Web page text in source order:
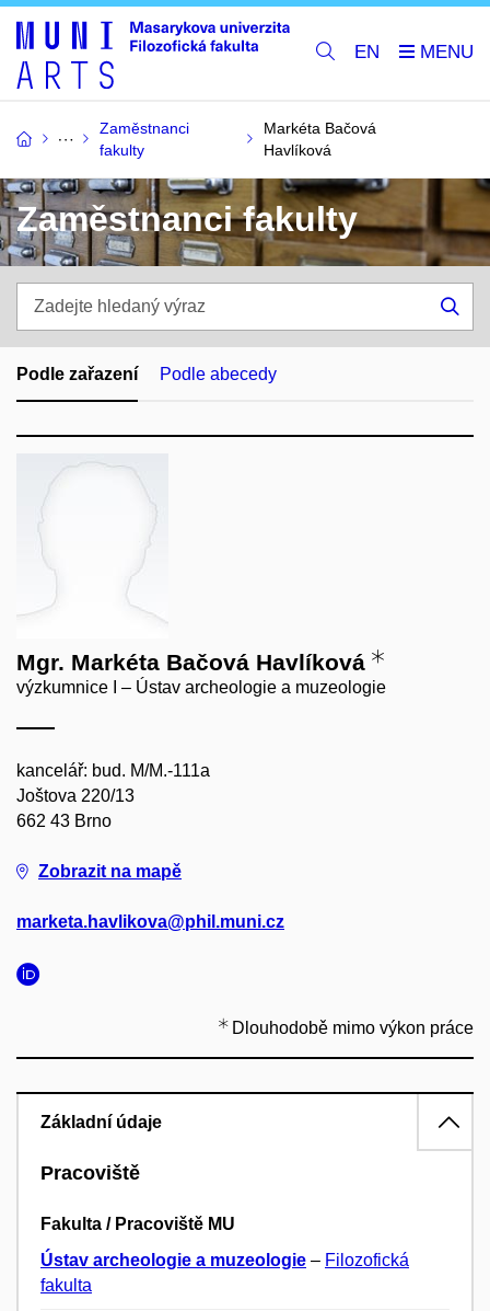
EN
Zaměstnanci
fakulty
Markéta Bačová
Havlíková
Zaměstnanci fakulty
hledaný
výraz
Podle zařazení Podle abecedy
Mgr. Markéta Bačová Havlíková
výzkumnice I – Ústav archeologie a muzeologie
kancelář: bud. M/M.-111a
Joštova 220/13
662 43 Brno
Zobrazit na mapě
marketa.havlikova@phil.muni.cz
Dlouhodobě mimo výkon práce
Základní údaje
Pracoviště
Fakulta / Pracoviště MU
Ústav archeologie a muzeologie – Filozofická
fakulta